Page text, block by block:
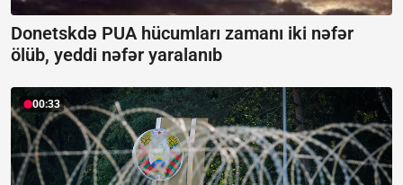
Donetskdə PUA hücumları zamanı iki nəfər
ölüb, yeddi nəfər yaralanıb
00:33